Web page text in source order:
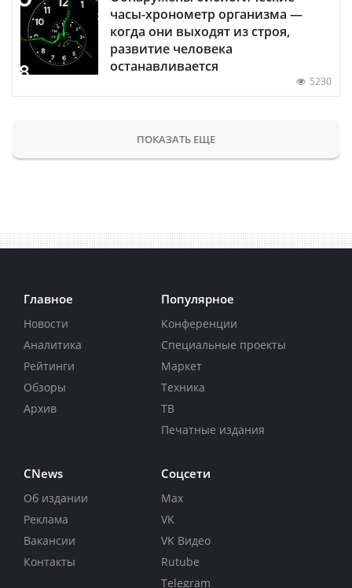
часы-хронометр организма —
когда они выходят из строя,
развитие человека
останавливается
5230
ПОКАЗАТЬ ЕЩЕ
Главное
Новости
Аналитика
Рейтинги
Обзоры
Архив
Популярное
Конференции
Специальные проекты
Маркет
Техника
ТВ
Печатные издания
CNews
Об издании
Реклама
Вакансии
Контакты
Соцсети
Max
VK
VK Видео
Rutube
Telegram